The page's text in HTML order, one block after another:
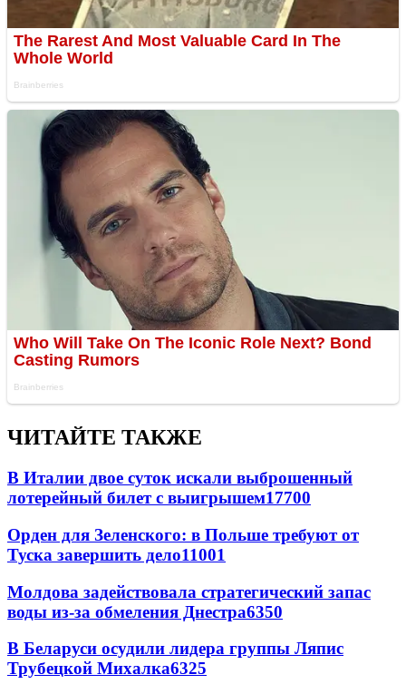
ЧИТАЙТЕ ТАКЖЕ
В Италии двое суток искали выброшенный
лотерейный билет с выигрышем17700
Орден для Зеленского: в Польше требуют от
Туска завершить дело11001
Молдова задействовала стратегический запас
воды из-за обмеления Днестра6350
В Беларуси осудили лидера группы Ляпис
Трубецкой Михалка6325